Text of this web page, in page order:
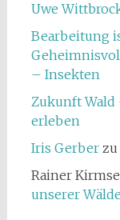
Uwe
Bearbeitung
– Insekten
Zukunft Wald
erleben
Iris Gerberzu
Rainer
unserer